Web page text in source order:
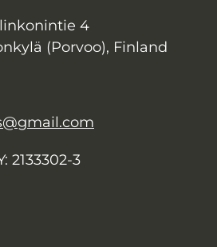
4
(Porvoo), Finland
2133302-3